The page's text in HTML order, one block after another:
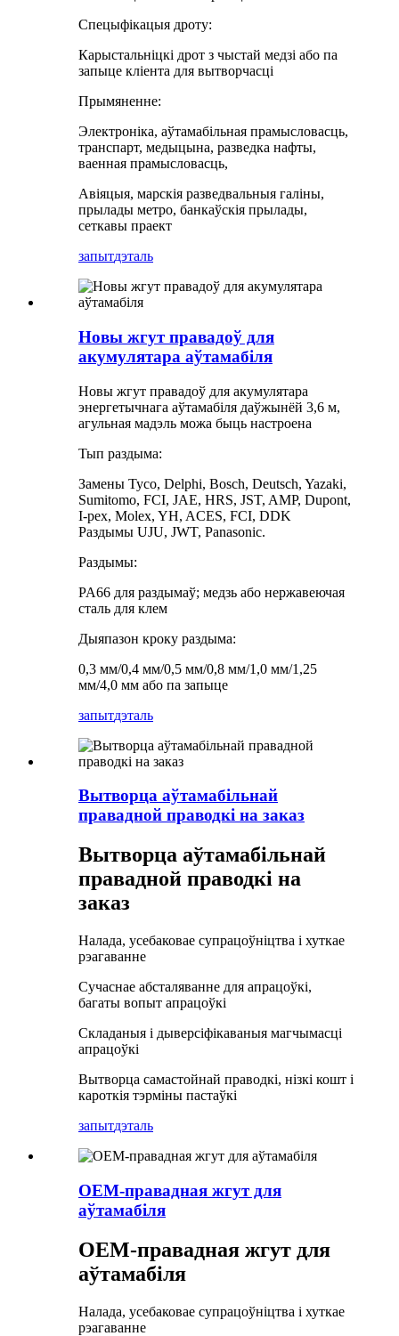
Спецыфікацыя дроту:
Карыстальніцкі дрот з чыстай медзі або па
запыце кліента для вытворчасці
Прымяненне:
Электроніка, аўтамабільная прамысловасць,
транспарт, медыцына, разведка нафты,
ваенная прамысловасць,
Авіяцыя, марскія разведвальныя галіны,
прылады метро, ​​банкаўскія прылады,
сеткавы праект
запытдэталь
Новы жгут правадоў для
акумулятара аўтамабіля
Новы жгут правадоў для акумулятара
энергетычнага аўтамабіля даўжынёй 3,6 м,
агульная мадэль можа быць настроена
Тып раздыма:
Замены Tyco, Delphi, Bosch, Deutsch, Yazaki,
Sumitomo, FCI, JAE, HRS, JST, AMP, Dupont,
I-pex, Molex, YH, ACES, FCI, DDK
Раздымы UJU, JWT, Panasonic.
Раздымы:
PA66 для раздымаў; медзь або нержавеючая
сталь для клем
Дыяпазон кроку раздыма:
0,3 мм/0,4 мм/0,5 мм/0,8 мм/1,0 мм/1,25
мм/4,0 мм або па запыце
запытдэталь
Вытворца аўтамабільнай
правадной праводкі на заказ
Вытворца аўтамабільнай
правадной праводкі на
заказ
Налада, усебаковае супрацоўніцтва і хуткае
рэагаванне
Сучаснае абсталяванне для апрацоўкі,
багаты вопыт апрацоўкі
Складаныя і дыверсіфікаваныя магчымасці
апрацоўкі
Вытворца самастойнай праводкі, нізкі кошт і
кароткія тэрміны пастаўкі
запытдэталь
OEM-правадная жгут для
аўтамабіля
OEM-правадная жгут для
аўтамабіля
Налада, усебаковае супрацоўніцтва і хуткае
рэагаванне